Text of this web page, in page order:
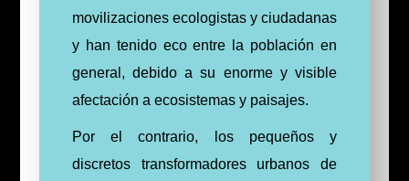
movilizaciones ecologistas y ciudadanas
y han tenido eco entre la población en
general, debido a su enorme y visible
afectación a ecosistemas y paisajes.
Por el contrario, los pequeños y
discretos transformadores urbanos de